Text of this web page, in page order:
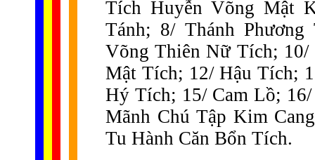
Tích Huyễn Võng Mật
Tánh; 8/ Thánh
Võng Thiên Nữ Tích;
Mật Tích; 12/ Hậu Tích;
Hý Tích; 15/ Cam Lồ;
Mãnh Chú Tập Kim
Tu Hành Căn Bổn Tích.